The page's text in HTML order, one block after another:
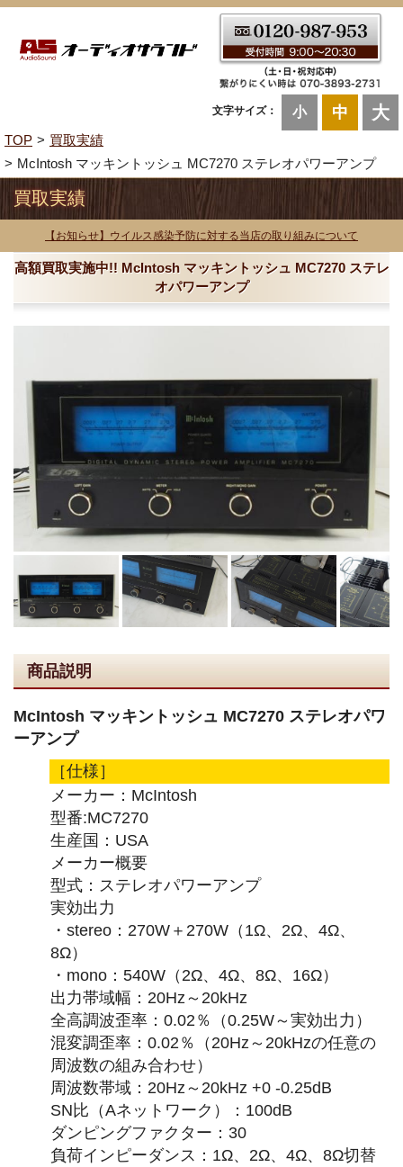
文字サイズ： 小 中 大
TOP
買取実績
McIntosh マッキントッシュ MC7270 ステレオパワーアンプ
買取実績
【お知らせ】ウイルス感染予防に対する当店の取り組みについて
高額買取実施中!! McIntosh マッキントッシュ MC7270 ステレ
オパワーアンプ
商品説明
McIntosh マッキントッシュ MC7270 ステレオパワ
ーアンプ
［仕様］
メーカー：McIntosh
型番:MC7270
生産国：USA
メーカー概要
型式：ステレオパワーアンプ
実効出力
・stereo：270W＋270W（1Ω、2Ω、4Ω、
8Ω）
・mono：540W（2Ω、4Ω、8Ω、16Ω）
出力帯域幅：20Hz～20kHz
全高調波歪率：0.02％（0.25W～実効出力）
混変調歪率：0.02％（20Hz～20kHzの任意の
周波数の組み合わせ）
周波数帯域：20Hz～20kHz +0 -0.25dB
SN比（Aネットワーク）：100dB
ダンピングファクター：30
負荷インピーダンス：1Ω、2Ω、4Ω、8Ω切替